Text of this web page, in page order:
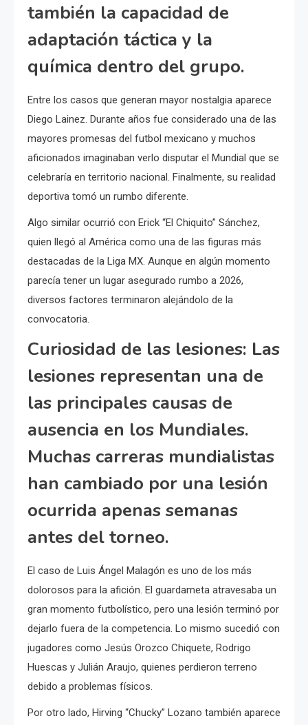
también la capacidad de
adaptación táctica y la
química dentro del grupo.
Entre los casos que generan mayor nostalgia aparece
Diego Lainez. Durante años fue considerado una de las
mayores promesas del futbol mexicano y muchos
aficionados imaginaban verlo disputar el Mundial que se
celebraría en territorio nacional. Finalmente, su realidad
deportiva tomó un rumbo diferente.
Algo similar ocurrió con Erick “El Chiquito” Sánchez,
quien llegó al América como una de las figuras más
destacadas de la Liga MX. Aunque en algún momento
parecía tener un lugar asegurado rumbo a 2026,
diversos factores terminaron alejándolo de la
convocatoria.
Curiosidad de las lesiones: Las
lesiones representan una de
las principales causas de
ausencia en los Mundiales.
Muchas carreras mundialistas
han cambiado por una lesión
ocurrida apenas semanas
antes del torneo.
El caso de Luis Ángel Malagón es uno de los más
dolorosos para la afición. El guardameta atravesaba un
gran momento futbolístico, pero una lesión terminó por
dejarlo fuera de la competencia. Lo mismo sucedió con
jugadores como Jesús Orozco Chiquete, Rodrigo
Huescas y Julián Araujo, quienes perdieron terreno
debido a problemas físicos.
Por otro lado, Hirving “Chucky” Lozano también aparece